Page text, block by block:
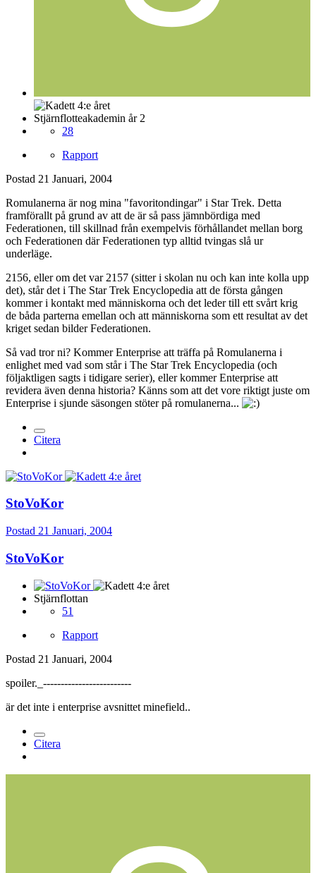
Stjärnflotteakademin år 2
28
Rapport
Postad 21 Januari, 2004
Romulanerna är nog mina "favoritondingar" i Star Trek. Detta
framförallt på grund av att de är så pass jämnbördiga med
Federationen, till skillnad från exempelvis förhållandet mellan borg
och Federationen där Federationen typ alltid tvingas slå ur
underläge.
2156, eller om det var 2157 (sitter i skolan nu och kan inte kolla upp
det), står det i The Star Trek Encyclopedia att de första gången
kommer i kontakt med människorna och det leder till ett svårt krig
de båda parterna emellan och att människorna som ett resultat av det
kriget sedan bilder Federationen.
Så vad tror ni? Kommer Enterprise att träffa på Romulanerna i
enlighet med vad som står i The Star Trek Encyclopedia (och
följaktligen sagts i tidigare serier), eller kommer Enterprise att
revidera även denna historia? Känns som att det vore riktigt juste om
Enterprise i sjunde säsongen stöter på romulanerna...
Citera
StoVoKor
Postad 21 Januari, 2004
StoVoKor
Stjärnflottan
51
Rapport
Postad 21 Januari, 2004
spoiler._-------------------------
är det inte i enterprise avsnittet minefield..
Citera